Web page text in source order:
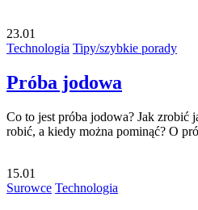
23.01
Technologia Tipy/szybkie porady
Próba jodowa
Co to jest próba jodowa? Jak zrobić
robić, a kiedy można pominąć? O
15.01
Surowce Technologia